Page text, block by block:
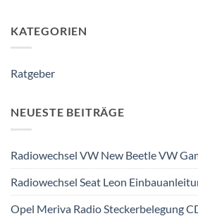
KATEGORIEN
Ratgeber
NEUESTE BEITRÄGE
Radiowechsel VW New Beetle VW
Radiowechsel Seat Leon
Opel Meriva Radio Steckerbelegung